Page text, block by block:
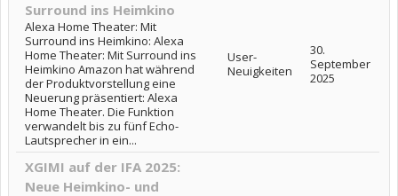
Surround ins Heimkino
Alexa Home Theater: Mit
Surround ins Heimkino: Alexa
Home Theater: Mit Surround ins
Heimkino Amazon hat während
der Produktvorstellung eine
Neuerung präsentiert: Alexa
Home Theater. Die Funktion
verwandelt bis zu fünf Echo-
Lautsprecher in ein...
User-
Neuigkeiten
30.
September
2025
XGIMI auf der IFA 2025:
Neue Heimkino- und